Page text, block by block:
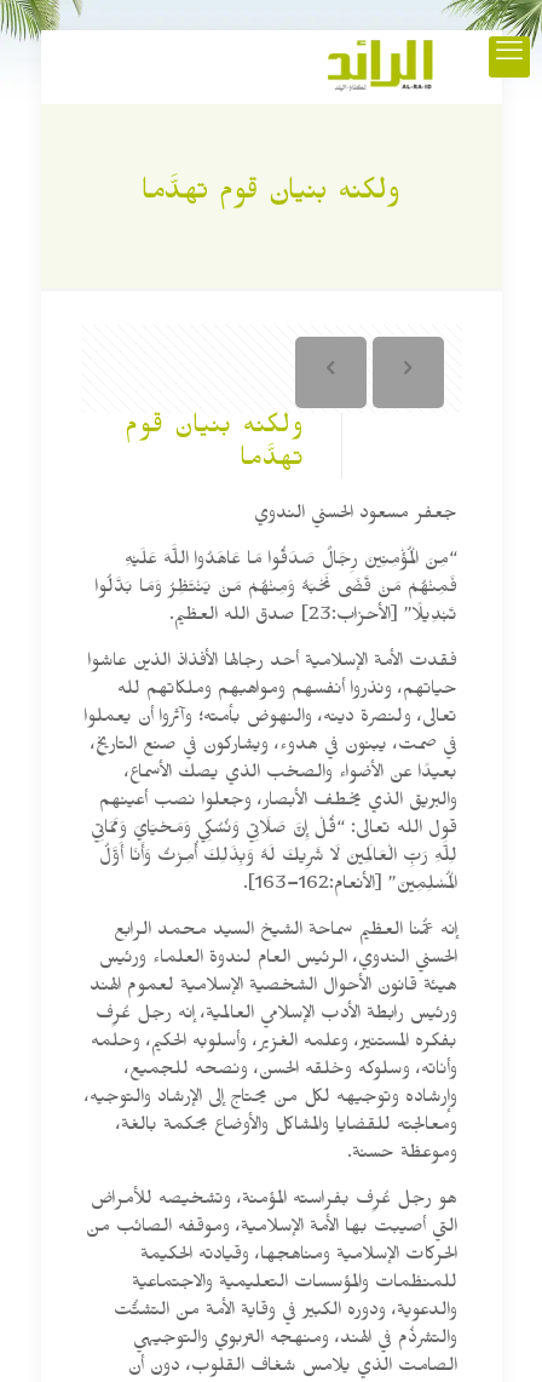
ولكنه بنيان قوم تهدَّما
ولكنه بنيان قوم
تهدَّما
جعفر مسعود الحسني الندوي
“مِنَ الْمُؤْمِنِينَ رِجَالٌ صَدَقُوا مَا عَاهَدُوا اللَّهَ عَلَيْهِ
فَمِنْهُمْ مَنْ قَضَى نَحْبَهُ وَمِنْهُمْ مَنْ يَنْتَظِرُ وَمَا بَدَّلُوا
تَبْدِيلًا” [الأحزاب:23] صدق الله العظيم.
فقدت الأمة الإسلامية أحد رجالها الأفذاذ الذين عاشوا
حياتهم، ونذروا أنفسهم ومواهبهم وملكاتهم لله
تعالى، ولنصرة دينه، والنهوض بأمته؛ وآثروا أن يعملوا
في صمت، يبنون في هدوء، ويشاركون في صنع التاريخ،
بعيدًا عن الأضواء والصخب الذي يصك الأسماع،
والبريق الذي يخطف الأبصار، وجعلوا نصب أعينهم
قول الله تعالى: “قُلْ إِنَّ صَلَاتِي وَنُسُكِي وَمَحْيَايَ وَمَمَاتِي
لِلَّهِ رَبِّ الْعَالَمِينَ لَا شَرِيكَ لَهُ وَبِذَلِكَ أُمِرْتُ وَأَنَا أَوَّلُ
الْمُسْلِمِينَ” [الأنعام:162–163].
إنه عمُّنا العظيم سماحة الشيخ السيد محمد الرابع
الحسني الندوي، الرئيس العام لندوة العلماء ورئيس
هيئة قانون الأحوال الشخصية الإسلامية لعموم الهند
ورئيس رابطة الأدب الإسلامي العالمية، إنه رجل عُرِف
بفكره المستنير، وعلمه الغزير، وأسلوبه الحكيم، وحلمه
وأناته، وسلوكه وخلقه الحسن، ونصحه للجميع،
وإرشاده وتوجيهه لكل من يحتاج إلى الإرشاد والتوجيه،
ومعالجته للقضايا والمشاكل والأوضاع بحكمة بالغة،
وموعظة حسنة.
هو رجل عُرِف بفراسته المؤمنة، وتشخيصه للأمراض
التي أصيبت بها الأمة الإسلامية، وموقفه الصائب من
الحركات الإسلامية ومناهجها، وقيادته الحكيمة
للمنظمات والمؤسسات التعليمية والاجتماعية
والدعوية، ودوره الكبير في وقاية الأمة من التشتُّت
والتشرذُم في الهند، ومنهجه التربوي والتوجيهي
الصامت الذي يلامس شغاف القلوب، دون أن